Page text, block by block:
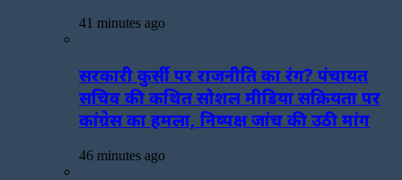
41 minutes ago
सरकारी कुर्सी पर राजनीति का रंग? पंचायत
सचिव की कथित सोशल मीडिया सक्रियता पर
कांग्रेस का हमला, निष्पक्ष जांच की उठी मांग
46 minutes ago